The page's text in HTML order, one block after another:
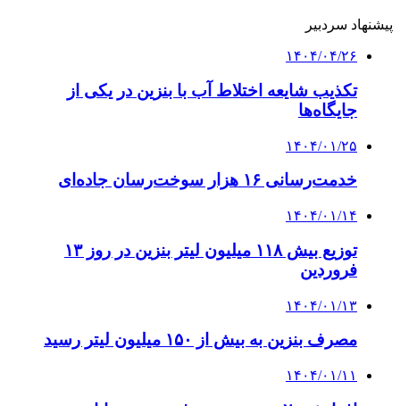
پیشنهاد سردبیر
۱۴۰۴/۰۴/۲۶
تکذیب شایعه اختلاط آب با بنزین در یکی از
جایگاه‌ها
۱۴۰۴/۰۱/۲۵
خدمت‌رسانی ۱۶ هزار سوخت‌رسان‌ جاده‌ای
۱۴۰۴/۰۱/۱۴
توزیع بیش ۱۱۸ میلیون لیتر بنزین در روز ۱۳
فروردین
۱۴۰۴/۰۱/۱۳
مصرف بنزین به بیش از ۱۵۰ میلیون لیتر رسید
۱۴۰۴/۰۱/۱۱